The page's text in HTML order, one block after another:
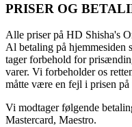
PRISER OG
Alle priser på HD Shisha's
Al betaling på
tager forbehold for
varer. Vi forbeholder os
måtte være en fejl i prisen på
Vi modtager følgende
Mastercard, Maestro.